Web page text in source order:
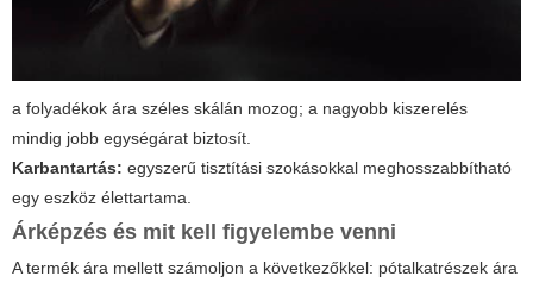
a folyadékok ára széles skálán mozog; a nagyobb kiszerelés
mindig jobb egységárat biztosít.
Karbantartás: egyszerű tisztítási szokásokkal meghosszabbítható
egy eszköz élettartama.
Árképzés és mit kell figyelembe venni
A termék ára mellett számoljon a következőkkel: pótalkatrészek ára